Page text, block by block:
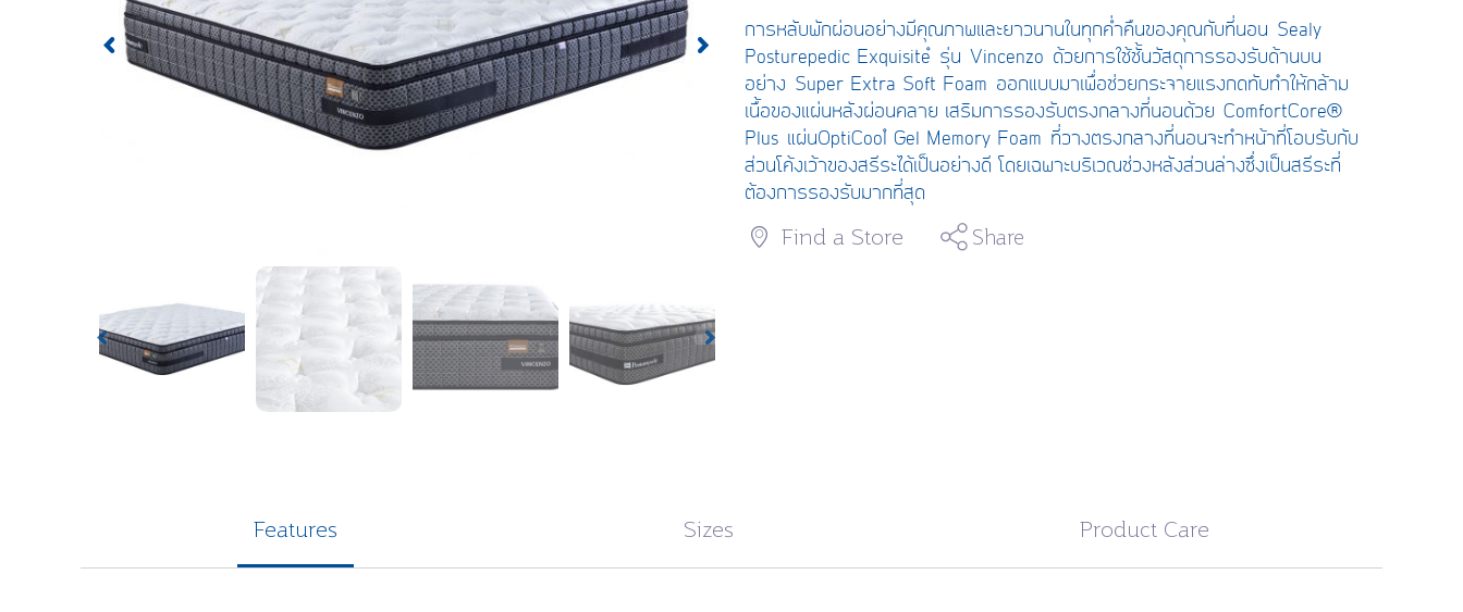
การหลับพักผ่อนอย่างมีคุณภาพและยาวนานในทุกค่ำคืนของคุณกับที่นอน Sealy
Posturepedic Exquisite™ รุ่น Vincenzo ด้วยการใช้ชั้นวัสดุการรองรับด้านบน
อย่าง Super Extra Soft Foam ออกแบบมาเพื่อช่วยกระจายแรงกดทับทำให้กล้าม
เนื้อของแผ่นหลังผ่อนคลาย เสริมการรองรับตรงกลางที่นอนด้วย ComfortCore®
Plus แผ่นOptiCool ™ Gel Memory Foam ที่วางตรงกลางที่นอนจะทำหน้าที่โอบรับกับ
ส่วนโค้งเว้าของสรีระได้เป็นอย่างดี โดยเฉพาะบริเวณช่วงหลังส่วนล่างซึ่งเป็นสรีระที่
ต้องการรองรับมากที่สุด
Find a Store Share
Features Sizes Product Care